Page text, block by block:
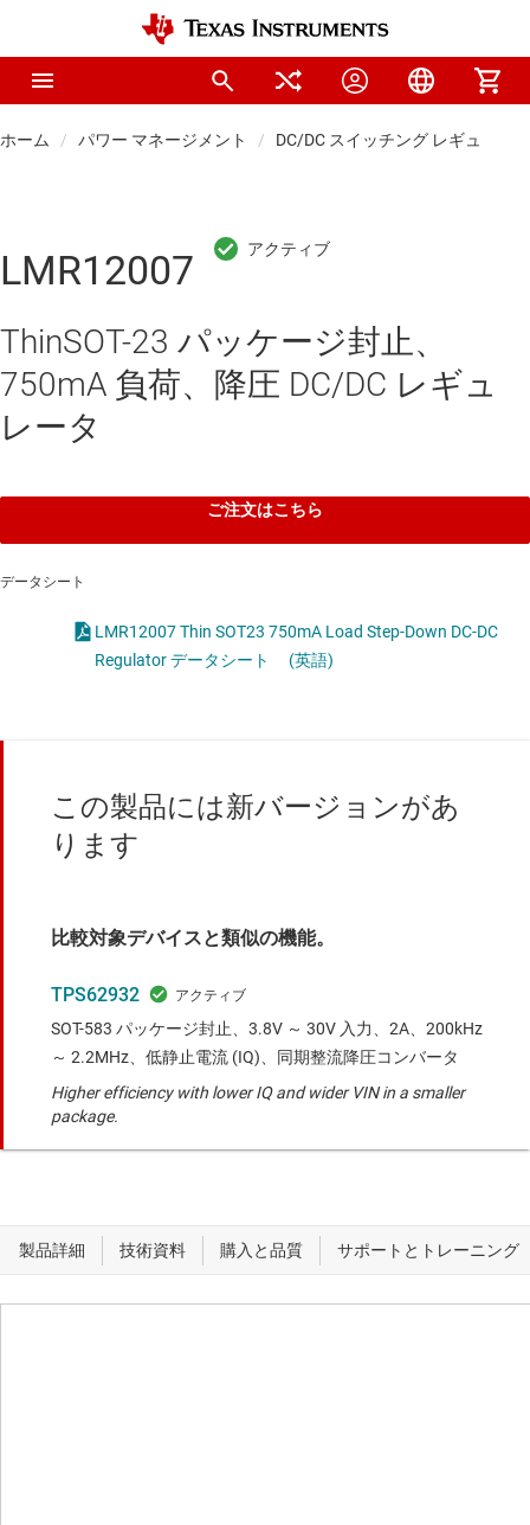
ホーム パワー マネージメント DC/DC スイッチング レギュレータ
LMR12007
ThinSOT-23 パッケージ封止、
750mA 負荷、降圧 DC/DC レギュ
レータ
ご注文はこちら
データシート
LMR12007 Thin SOT23 750mA Load Step-Down DC-DC
Regulator データシート
(英語)
この製品には新バージョンがあ
ります
比較対象デバイスと類似の機能。
TPS62932
SOT-583 パッケージ封止、3.8V ～ 30V 入力、2A、200kHz
～ 2.2MHz、低静止電流 (IQ)、同期整流降圧コンバータ
Higher efficiency with lower IQ and wider VIN in a smaller
package.